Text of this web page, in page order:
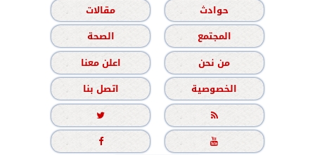
حوادث
مقالات
المجتمع
الصحة
من نحن
اعلن معنا
الخصوصية
اتصل بنا



